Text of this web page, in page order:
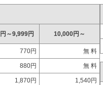
～9,999円 10,000円～
770円 無 料
880円 無 料
1,870円 1,540円